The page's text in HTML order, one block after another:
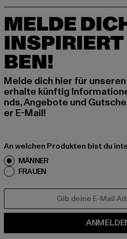
MELDE
BEN!
Melde dich hier für
erhalte künftig
nds, Angebote und
er E-Mail!
An welchen Produkten bist du
MÄNNER
FRAUEN